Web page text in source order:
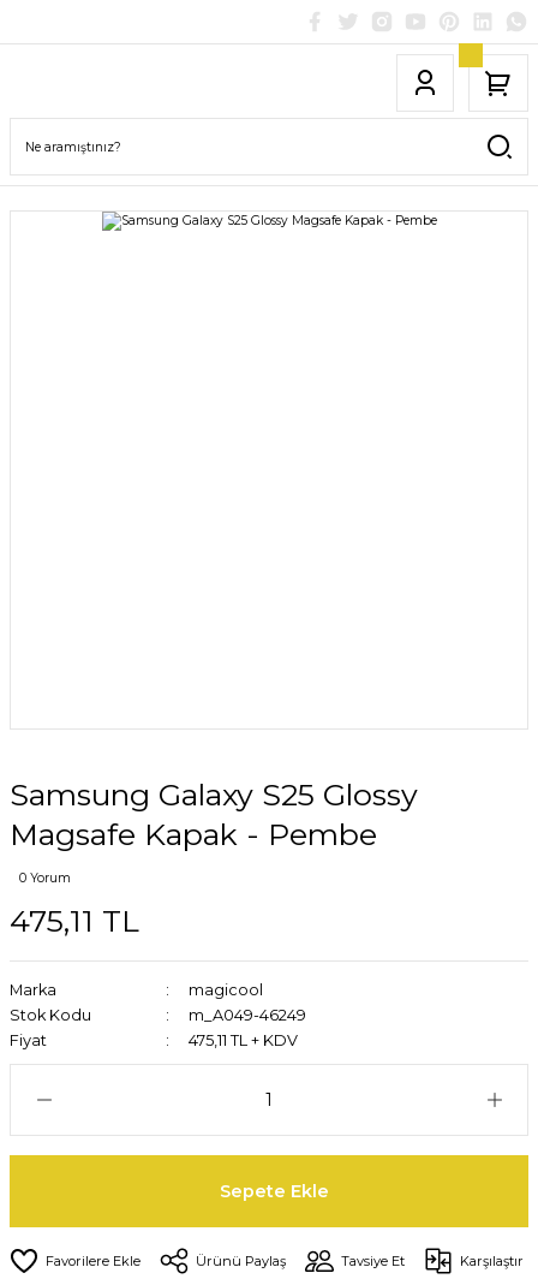
Samsung Galaxy S25 Glossy
Magsafe Kapak - Pembe
0 Yorum
475,11 TL
Marka
magicool
Stok Kodu
m_A049-46249
Fiyat
475,11 TL + KDV
Sepete Ekle
Ürünü Paylaş Tavsiye Et Karşılaştır